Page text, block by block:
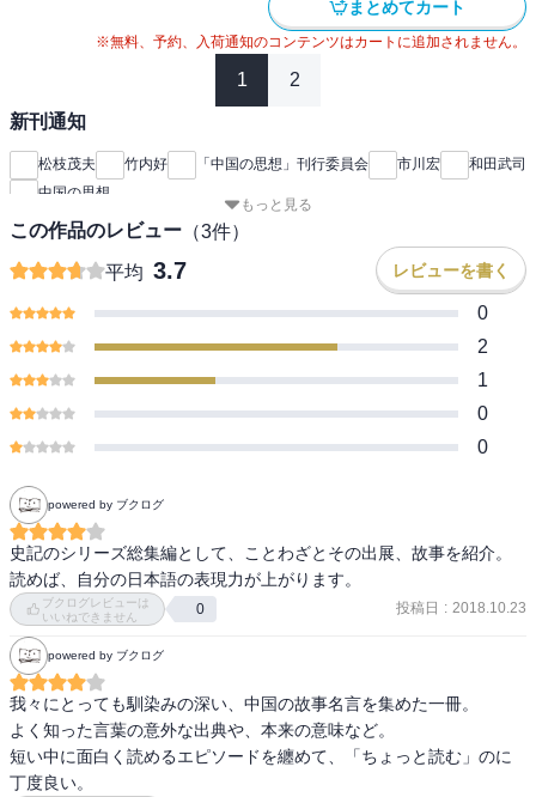
まとめてカート
※無料、予約、入荷通知のコンテンツはカートに追加されません。
1 2
新刊通知
松枝茂夫 竹内好 「中国の思想」刊行委員会 市川宏
和田武司
中国の思想
もっと見る
この作品のレビュー （3件）
平均 3.7 レビューを書く
0
2
1
0
0
powered by ブクログ
史記のシリーズ総集編として、ことわざとその出展、故事を紹介。
読めば、自分の日本語の表現力が上がります。
ブクログレビューは
いいねできません
0 投稿日 : 2018.10.23
powered by ブクログ
我々にとっても馴染みの深い、中国の故事名言を集めた一冊。
よく知った言葉の意外な出典や、本来の意味など。
短い中に面白く読めるエピソードを纏めて、「ちょっと読む」のに
丁度良い。